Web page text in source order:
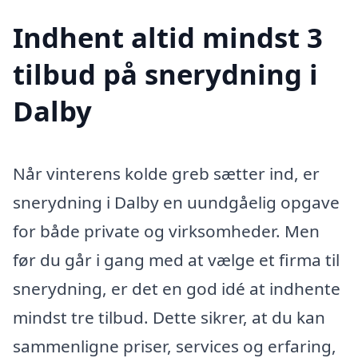
Indhent altid mindst 3
tilbud på snerydning i
Dalby
Når vinterens kolde greb sætter ind, er
snerydning i Dalby en uundgåelig opgave
for både private og virksomheder. Men
før du går i gang med at vælge et firma til
snerydning, er det en god idé at indhente
mindst tre tilbud. Dette sikrer, at du kan
sammenligne priser, services og erfaring,